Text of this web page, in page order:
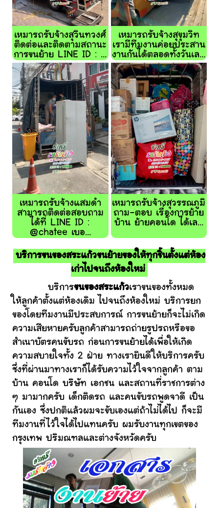
เหมารถรับจ้างสุวินทวงศ์
ติดต่อและติดตามสถานะ
การขนย้าย LINE ID : ...
เหมารถรับจ้างสุขุมวิท
เรามีทีมงานค่อยประสาน
งานกันได้ตลอดทั้งวันเล...
เหมารถรับจ้างแสมดำ
สามารถติดต่อสอบถาม
ได้ที่ LINE ID :
@chatee เบอ...
เหมารถรับจ้างสุวรรณภูมิ
ถาม-ตอบ เรื่องการย้าย
บ้าน ย้ายคอนโด ได้เล...
บริการขนของสระแก้วขนย้ายของให้ทุกชิ้นตั้งแต่ห้อง
เก่าไปจนถึงห้องใหม่
บริการขนของสระแก้วเราขนของทั้งหมด
ให้ลูกค้าตั้งแต่ห้องเดิม ไปจนถึงห้องใหม่ บริการยก
ของโดยทีมงานมีประสบการณ์ การขนย้ายก็จะไม่เกิด
ความเสียหายครับลูกค้าสามารถถ่ายรูปรถหรือขอ
สำเนาบัตรคนขับรถ ก่อนการขนย้ายได้เพื่อให้เกิด
ความสบายใจทั้ง 2 ฝ่าย ทางเรายินดีให้บริการครับ
ซึ่งที่ผ่านมาทางเราก็ได้รับความไว้ใจจากลูกค้า ตาม
บ้าน คอนโด บริษัท เอกชน และสถานที่ราชการต่าง
ๆ มามากครับ เด็กติดรถ และคนขับรถพูดจาดี เป็น
กันเอง ซึ่งปกติแล้วผมจะขับเองแต่ถ้าไม่ได้ไป ก็จะมี
ทีมงานที่ไว้ใจได้ไปแทนครับ ผมรับงานทุกเขตของ
กรุงเทพ ปริมณฑลและต่างจังหวัดครับ